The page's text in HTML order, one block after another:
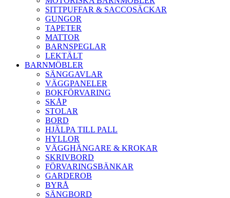
SITTPUFFAR & SACCOSÄCKAR
GUNGOR
TAPETER
MATTOR
BARNSPEGLAR
LEKTÄLT
BARNMÖBLER
SÄNGGAVLAR
VÄGGPANELER
BOKFÖRVARING
SKÅP
STOLAR
BORD
HJÄLPA TILL PALL
HYLLOR
VÄGGHÄNGARE & KROKAR
SKRIVBORD
FÖRVARINGSBÄNKAR
GARDEROB
BYRÅ
SÄNGBORD